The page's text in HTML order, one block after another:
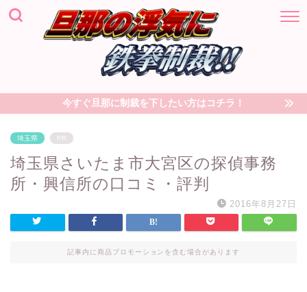
今すぐ旦那に制裁を下したい方はコチラ！
埼玉県 PR
埼玉県さいたま市大宮区の探偵事務
所・興信所の口コミ・評判
2016年8月27日
記事内に商品プロモーションを含む場合があります